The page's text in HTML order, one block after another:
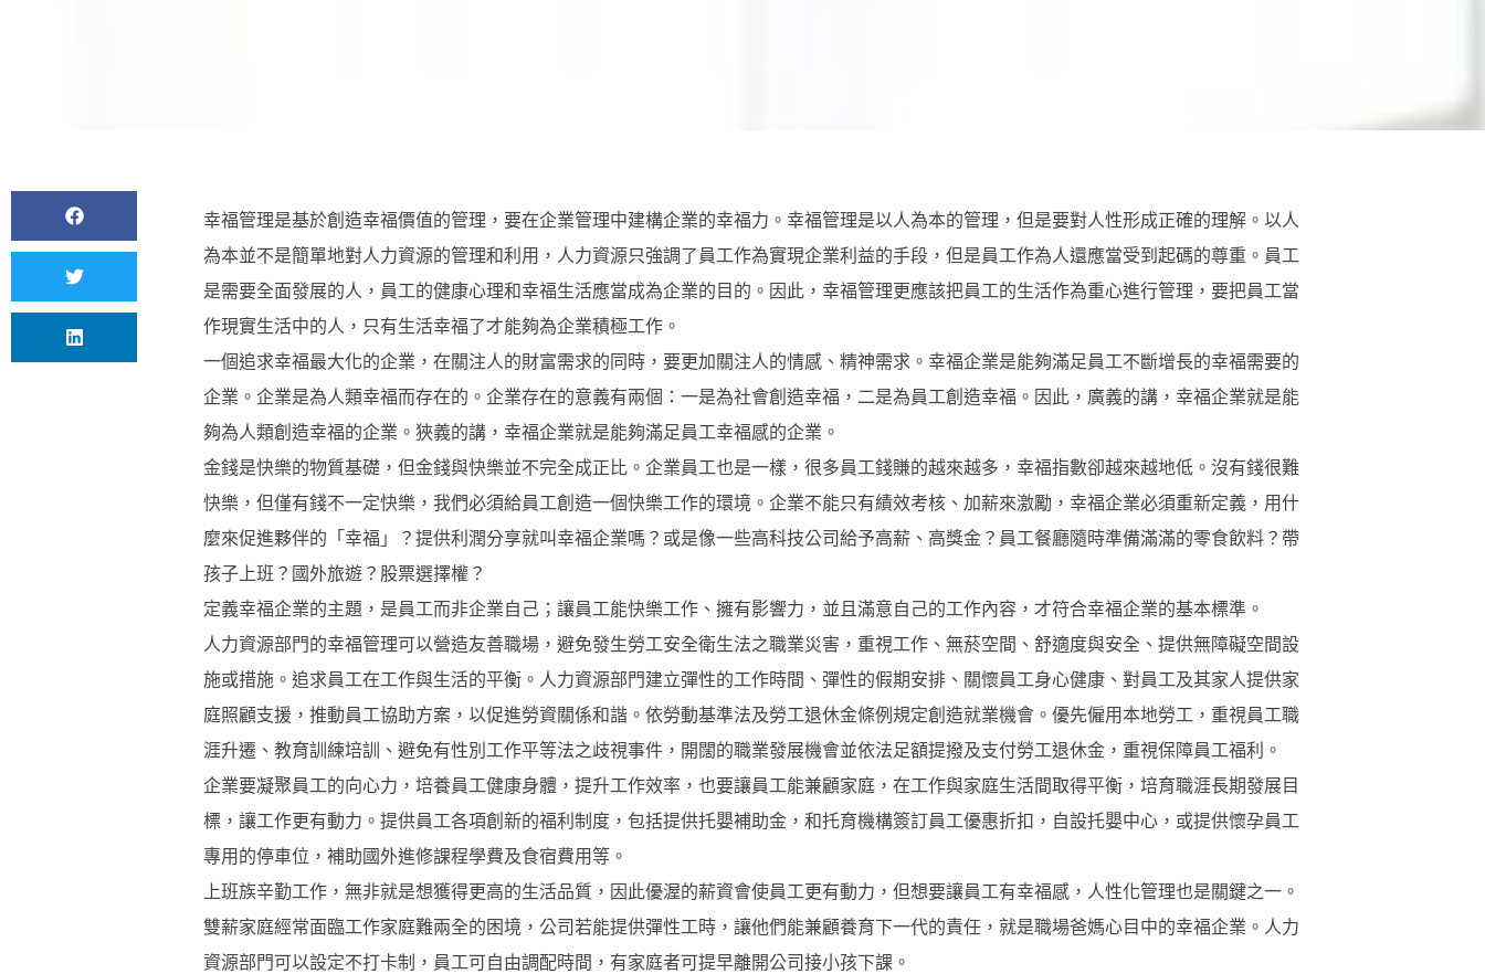
幸福管理是基於創造幸福價值的管理，要在企業管理中建構企業的幸福力。幸福管理是以人為本的管理，但是要對人性形成正確的理解。以人
為本並不是簡單地對人力資源的管理和利用，人力資源只強調了員工作為實現企業利益的手段，但是員工作為人還應當受到起碼的尊重。員工
是需要全面發展的人，員工的健康心理和幸福生活應當成為企業的目的。因此，幸福管理更應該把員工的生活作為重心進行管理，要把員工當
作現實生活中的人，只有生活幸福了才能夠為企業積極工作。
一個追求幸福最大化的企業，在關注人的財富需求的同時，要更加關注人的情感、精神需求。幸福企業是能夠滿足員工不斷增長的幸福需要的
企業。企業是為人類幸福而存在的。企業存在的意義有兩個：一是為社會創造幸福，二是為員工創造幸福。因此，廣義的講，幸福企業就是能
夠為人類創造幸福的企業。狹義的講，幸福企業就是能夠滿足員工幸福感的企業。
金錢是快樂的物質基礎，但金錢與快樂並不完全成正比。企業員工也是一樣，很多員工錢賺的越來越多，幸福指數卻越來越地低。沒有錢很難
快樂，但僅有錢不一定快樂，我們必須給員工創造一個快樂工作的環境。企業不能只有績效考核、加薪來激勵，幸福企業必須重新定義，用什
麼來促進夥伴的「幸福」？提供利潤分享就叫幸福企業嗎？或是像一些高科技公司給予高薪、高獎金？員工餐廳隨時準備滿滿的零食飲料？帶
孩子上班？國外旅遊？股票選擇權？
定義幸福企業的主題，是員工而非企業自己；讓員工能快樂工作、擁有影響力，並且滿意自己的工作內容，才符合幸福企業的基本標準。
人力資源部門的幸福管理可以營造友善職場，避免發生勞工安全衛生法之職業災害，重視工作、無菸空間、舒適度與安全、提供無障礙空間設
施或措施。追求員工在工作與生活的平衡。人力資源部門建立彈性的工作時間、彈性的假期安排、關懷員工身心健康、對員工及其家人提供家
庭照顧支援，推動員工協助方案，以促進勞資關係和諧。依勞動基準法及勞工退休金條例規定創造就業機會。優先僱用本地勞工，重視員工職
涯升遷、教育訓練培訓、避免有性別工作平等法之歧視事件，開闊的職業發展機會並依法足額提撥及支付勞工退休金，重視保障員工福利。
企業要凝聚員工的向心力，培養員工健康身體，提升工作效率，也要讓員工能兼顧家庭，在工作與家庭生活間取得平衡，培育職涯長期發展目
標，讓工作更有動力。提供員工各項創新的福利制度，包括提供托嬰補助金，和托育機構簽訂員工優惠折扣，自設托嬰中心，或提供懷孕員工
專用的停車位，補助國外進修課程學費及食宿費用等。
上班族辛勤工作，無非就是想獲得更高的生活品質，因此優渥的薪資會使員工更有動力，但想要讓員工有幸福感，人性化管理也是關鍵之一。
雙薪家庭經常面臨工作家庭難兩全的困境，公司若能提供彈性工時，讓他們能兼顧養育下一代的責任，就是職場爸媽心目中的幸福企業。人力
資源部門可以設定不打卡制，員工可自由調配時間，有家庭者可提早離開公司接小孩下課。